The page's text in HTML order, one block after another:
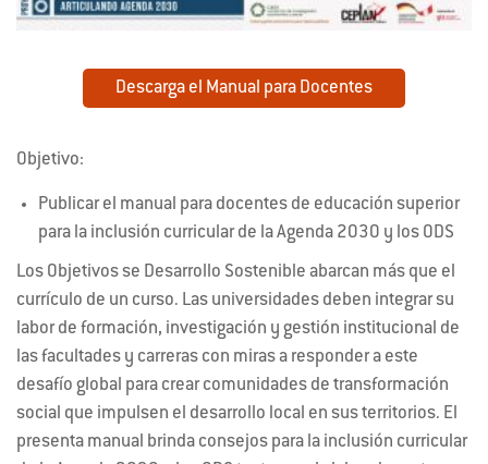
Descarga el Manual para Docentes
Objetivo:
Publicar el manual para docentes de educación superior
para la inclusión curricular de la Agenda 2030 y los ODS
Los Objetivos se Desarrollo Sostenible abarcan más que el
currículo de un curso. Las universidades deben integrar su
labor de formación, investigación y gestión institucional de
las facultades y carreras con miras a responder a este
desafío global para crear comunidades de transformación
social que impulsen el desarrollo local en sus territorios. El
presenta manual brinda consejos para la inclusión curricular